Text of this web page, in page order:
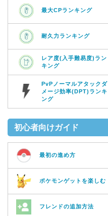
最大CPランキング
耐久力ランキング
レア度(入手難易度)ラン
キング
PvPノーマルアタックダ
メージ効率(DPT)ランキ
ング
初心者向けガイド
最初の進め方
ポケモンゲットを楽しむ
フレンドの追加方法